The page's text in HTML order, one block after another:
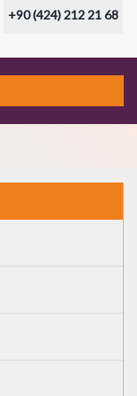
+90 (424) 212 21 68